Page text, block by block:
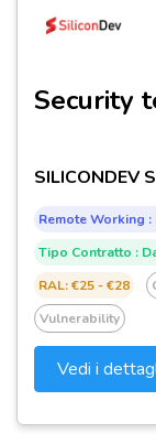
Security
SILICONDEV
Remote Working :
Tipo Contratto :
RAL: €25 - €28
Vulnerability
Vedi i